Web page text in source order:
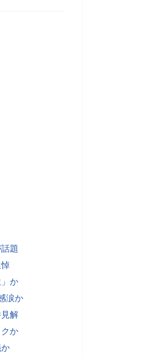
題
か
涙か
解
か